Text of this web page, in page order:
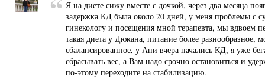
Я на диете сижу вместе с дочкой, через два месяца
задержка КД была около 20 дней, у меня проблемы с
гинекологу и посещения мной терапевта, мы вдвоем
такая диета у Дюкана, питание более разнообразное,
сбалансированное, у Ани вчера начались КД, я уже
сбрасывать вес, а Вам надо срочно остановиться и
по-этому переходите на стабилизацию.